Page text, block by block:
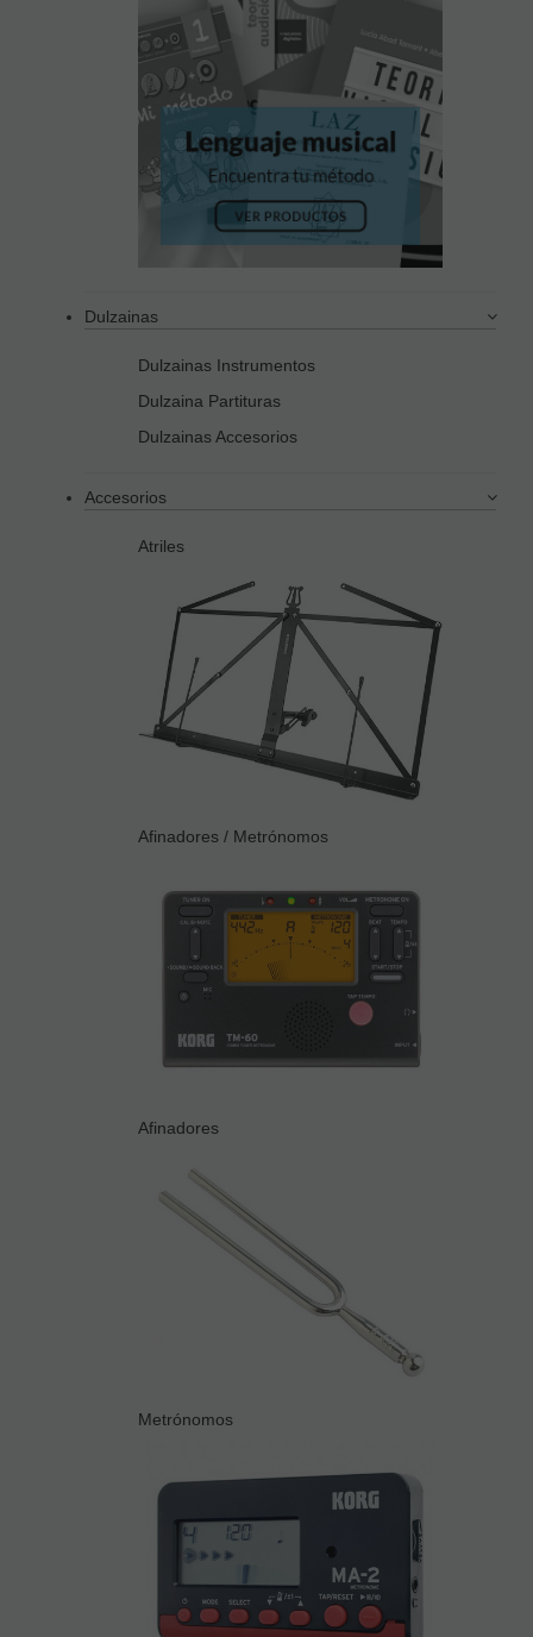
Dulzainas
Dulzainas Instrumentos
Dulzaina Partituras
Dulzainas Accesorios
Accesorios
Atriles
Afinadores / Metrónomos
Afinadores
Metrónomos